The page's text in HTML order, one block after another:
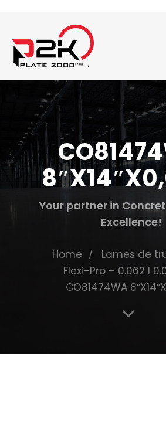
Your partner in
Excellence!
Home
Lames de
Flexi-Pro – 0.062 I
CO81474WA